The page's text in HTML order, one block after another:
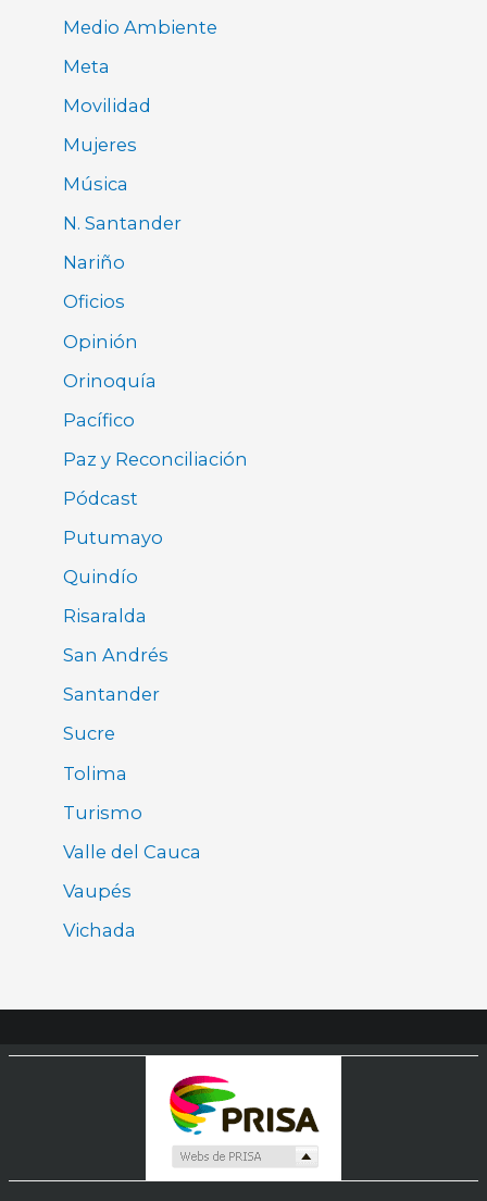
Medio Ambiente
Meta
Movilidad
Mujeres
Música
N. Santander
Nariño
Oficios
Opinión
Orinoquía
Pacífico
Paz y Reconciliación
Pódcast
Putumayo
Quindío
Risaralda
San Andrés
Santander
Sucre
Tolima
Turismo
Valle del Cauca
Vaupés
Vichada